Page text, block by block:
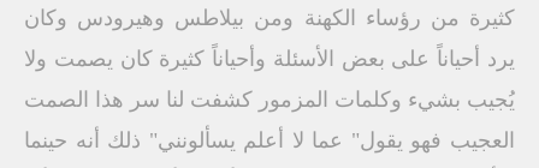
كثيرة من رؤساء الكهنة ومن بيلاطس وهيرودس وكان
يرد أحياناً على بعض الأسئلة وأحياناً كثيرة كان يصمت ولا
يُجيب بشيء وكلمات المزمور كشفت لنا سر هذا الصمت
العجيب فهو يقول" عما لا أعلم يسألونني" ذلك أنه حينما